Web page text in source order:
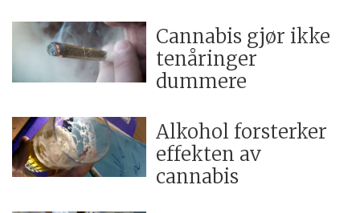
Cannabis gjør ikke
tenåringer
dummere
Alkohol forsterker
effekten av
cannabis